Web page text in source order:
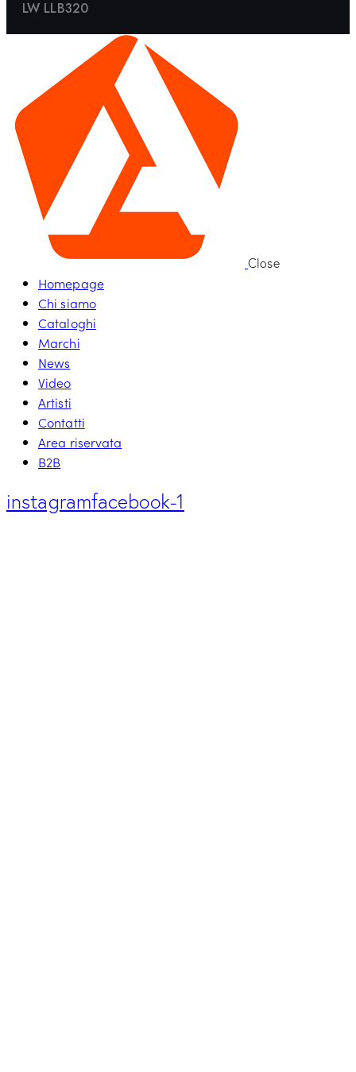
LW LLB320
Close
Homepage
Chi siamo
Cataloghi
Marchi
News
Video
Artisti
Contatti
Area riservata
B2B
instagramfacebook-1